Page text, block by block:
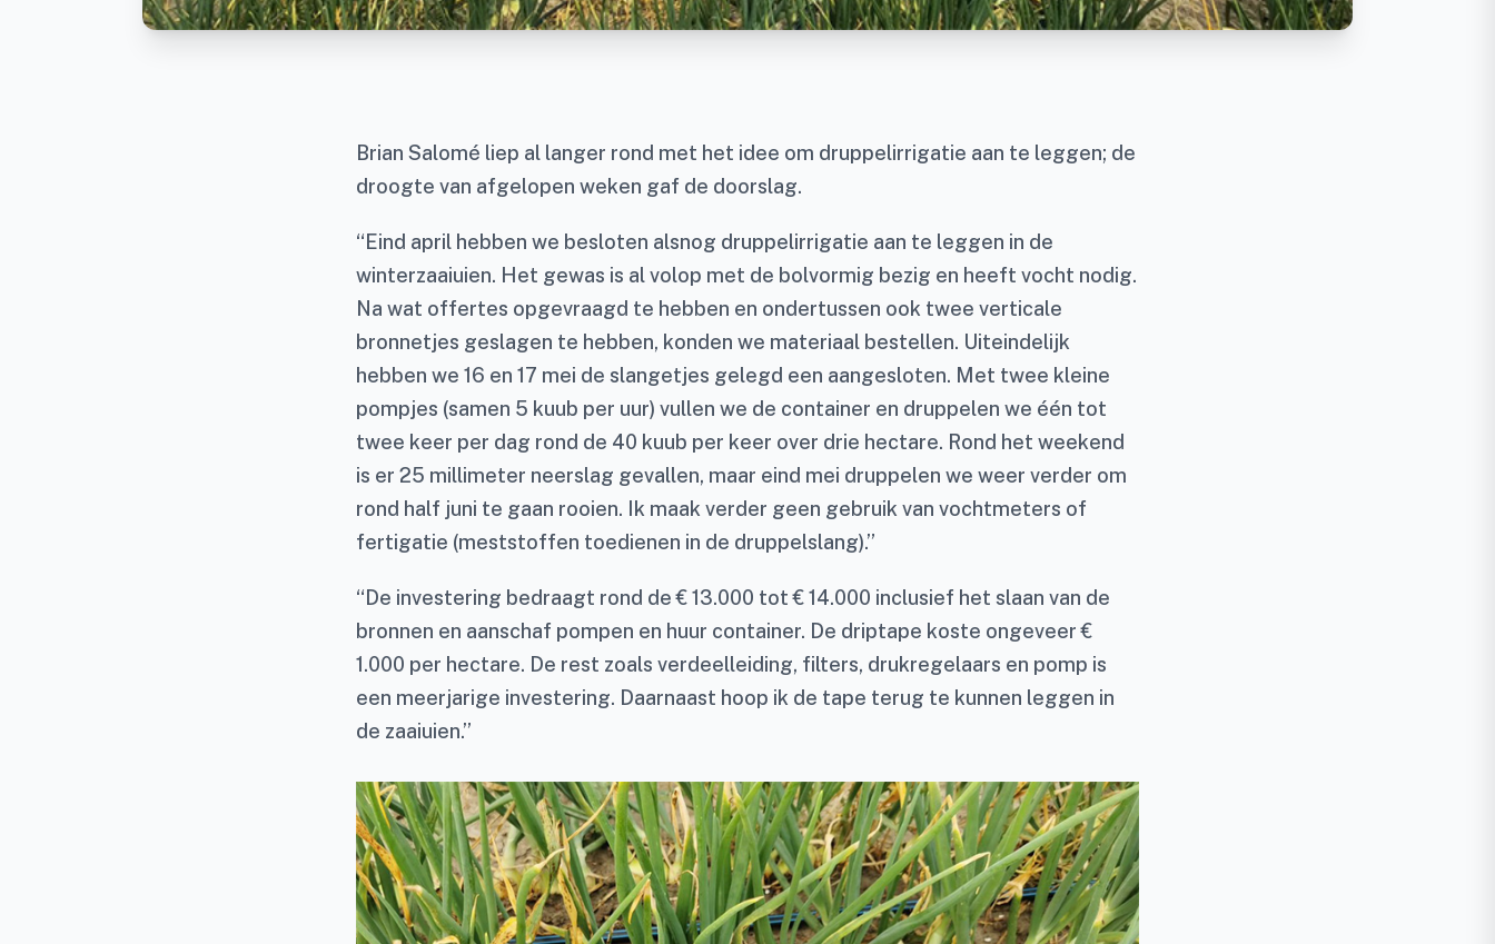
Brian Salomé liep al langer rond met het idee om druppelirrigatie aan te leggen; de
droogte van afgelopen weken gaf de doorslag.
“Eind april hebben we besloten alsnog druppelirrigatie aan te leggen in de
winterzaaiuien. Het gewas is al volop met de bolvormig bezig en heeft vocht nodig.
Na wat offertes opgevraagd te hebben en ondertussen ook twee verticale
bronnetjes geslagen te hebben, konden we materiaal bestellen. Uiteindelijk
hebben we 16 en 17 mei de slangetjes gelegd een aangesloten. Met twee kleine
pompjes (samen 5 kuub per uur) vullen we de container en druppelen we één tot
twee keer per dag rond de 40 kuub per keer over drie hectare. Rond het weekend
is er 25 millimeter neerslag gevallen, maar eind mei druppelen we weer verder om
rond half juni te gaan rooien. Ik maak verder geen gebruik van vochtmeters of
fertigatie (meststoffen toedienen in de druppelslang).”
“De investering bedraagt rond de € 13.000 tot € 14.000 inclusief het slaan van de
bronnen en aanschaf pompen en huur container. De driptape koste ongeveer €
1.000 per hectare. De rest zoals verdeelleiding, filters, drukregelaars en pomp is
een meerjarige investering. Daarnaast hoop ik de tape terug te kunnen leggen in
de zaaiuien.”